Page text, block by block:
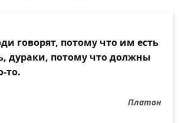
говорят, потому что им есть
дураки, потому что должны
то.
Платон